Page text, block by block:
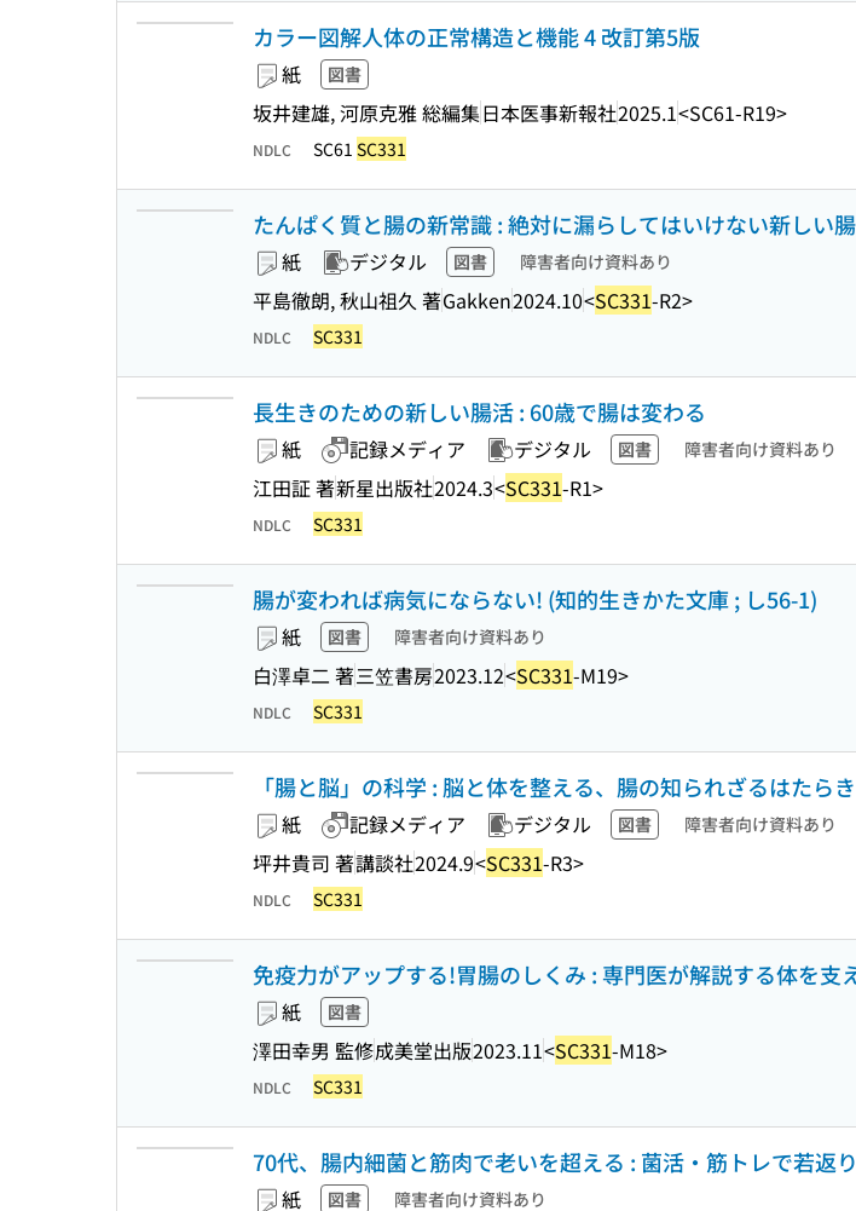
カラー図解人体の正常構造と機能 4 改訂第5版
紙 図書
坂井建雄, 河原克雅 総編集日本医事新報社2025.1<SC61-R19>
NDLC SC61 SC331
たんぱく質と腸の新常識 : 絶対に漏らしてはいけない新しい
紙 デジタル 図書 障害者向け資料あり
平島徹朗, 秋山祖久 著Gakken2024.10<SC331-R2>
NDLC SC331
長生きのための新しい腸活 : 60歳で腸は変わる
紙 記録メディア デジタル 図書 障害者向け資料あり
江田証 著新星出版社2024.3<SC331-R1>
NDLC SC331
腸が変われば病気にならない! (知的生きかた文庫 ; し56-1)
紙 図書 障害者向け資料あり
白澤卓二 著三笠書房2023.12<SC331-M19>
NDLC SC331
「腸と脳」の科学 : 脳と体を整える、腸の知られざるはたら
紙 記録メディア デジタル 図書 障害者向け資料あり
坪井貴司 著講談社2024.9<SC331-R3>
NDLC SC331
免疫力がアップする!胃腸のしくみ : 専門医が解説する体を支
紙 図書
澤田幸男 監修成美堂出版2023.11<SC331-M18>
NDLC SC331
70代、腸内細菌と筋肉で老いを超える : 菌活・筋トレで若返
紙 図書 障害者向け資料あり